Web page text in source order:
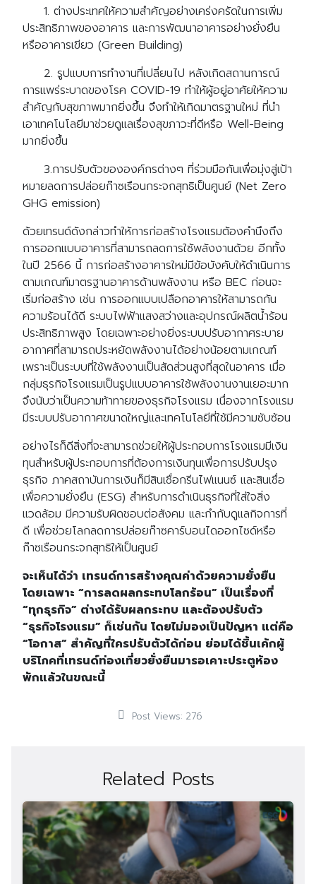
Search
for:
1. ต่างประเทศให้ความสำคัญอย่างเคร่งครัดในการเพิ่ม
ประสิทธิภาพของอาคาร และการพัฒนาอาคารอย่างยั่งยืน
หรืออาคารเขียว (Green Building)
2. รูปแบบการทำงานที่เปลี่ยนไป หลังเกิดสถานการณ์
การแพร่ระบาดของโรค COVID-19 ทำให้ผู้อยู่อาศัยให้ความ
สำคัญกับสุขภาพมากยิ่งขึ้น จึงทำให้เกิดมาตรฐานใหม่ ที่นำ
เอาเทคโนโลยีมาช่วยดูแลเรื่องสุขภาวะที่ดีหรือ Well-Being
มากยิ่งขึ้น
3.การปรับตัวขององค์กรต่างๆ ที่ร่วมมือกันเพื่อมุ่งสู่เป้า
หมายลดการปล่อยก๊าซเรือนกระจกสุทธิเป็นศูนย์ (Net Zero
GHG emission)
ด้วยเทรนด์ดังกล่าวทำให้การก่อสร้างโรงแรมต้องคำนึงถึง
การออกแบบอาคารที่สามารถลดการใช้พลังงานด้วย อีกทั้ง
ในปี 2566 นี้ การก่อสร้างอาคารใหม่มีข้อบังคับให้ดำเนินการ
ตามเกณฑ์มาตรฐานอาคารด้านพลังงาน หรือ BEC ก่อนจะ
เริ่มก่อสร้าง เช่น การออกแบบเปลือกอาคารให้สามารถกัน
ความร้อนได้ดี ระบบไฟฟ้าแสงสว่างและอุปกรณ์ผลิตน้ำร้อน
ประสิทธิภาพสูง โดยเฉพาะอย่างยิ่งระบบปรับอากาศระบาย
อากาศที่สามารถประหยัดพลังงานได้อย่างน้อยตามเกณฑ์
เพราะเป็นระบบที่ใช้พลังงานเป็นสัดส่วนสูงที่สุดในอาคาร เมื่อ
กลุ่มธุรกิจโรงแรมเป็นรูปแบบอาคารใช้พลังงานงานเยอะมาก
จึงนับว่าเป็นความท้าทายของธุรกิจโรงแรม เนื่องจากโรงแรม
มีระบบปรับอากาศขนาดใหญ่และเทคโนโลยีที่ใช้มีความซับซ้อน
อย่างไรก็ดีสิ่งที่จะสามารถช่วยให้ผู้ประกอบการโรงแรมมีเงิน
ทุนสำหรับผู้ประกอบการที่ต้องการเงินทุนเพื่อการปรับปรุง
ธุรกิจ ภาคสถาบันการเงินก็มีสินเชื่อกรีนไฟแนนซ์ และสินเชื่อ
เพื่อความยั่งยืน (ESG) สำหรับการดำเนินธุรกิจที่ใส่ใจสิ่ง
แวดล้อม มีความรับผิดชอบต่อสังคม และกำกับดูแลกิจการที่
ดี เพื่อช่วยโลกลดการปล่อยก๊าซคาร์บอนไดออกไซด์หรือ
ก๊าซเรือนกระจกสุทธิให้เป็นศูนย์
จะเห็นได้ว่า เทรนด์การสร้างคุณค่าด้วยความยั่งยืน
โดยเฉพาะ “การลดผลกระทบโลกร้อน” เป็นเรื่องที่
“ทุกธุรกิจ” ต่างได้รับผลกระทบ และต้องปรับตัว
“ธุรกิจโรงแรม” ก็เช่นกัน โดยไม่มองเป็นปัญหา แต่คือ
“โอกาส” สำคัญที่ใครปรับตัวได้ก่อน ย่อมได้ชิ้นเค้กผู้
บริโภคที่เทรนด์ท่องเที่ยวยั่งยืนมารอเคาะประตูห้อง
พักแล้วในขณะนี้
Post Views: 276
Related Posts